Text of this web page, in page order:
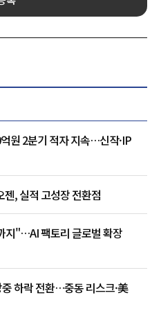
원 2분기 적자 지속…신작·IP
, 실적 고성장 전환점
지"…AI 팩토리 글로벌 확장
하락 전환…중동 리스크·美